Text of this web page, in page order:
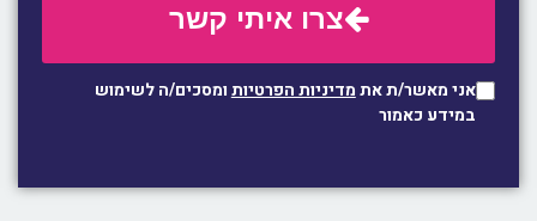
צרו איתי קשר
אני מאשר/ת אתמדיניות הפרטיותומסכים/ה לשימוש
במידע כאמור